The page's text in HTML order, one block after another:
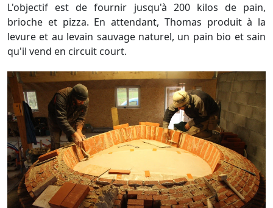
L'objectif est de fournir jusqu'à 200 kilos de pain,
brioche et pizza. En attendant, Thomas produit à la
levure et au levain sauvage naturel, un pain bio et sain
qu'il vend en circuit court.